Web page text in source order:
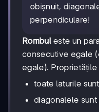
obișnuit,
perpendiculare!
Rombuleste un
consecutive egale
egale).
toate laturile
diagonalele